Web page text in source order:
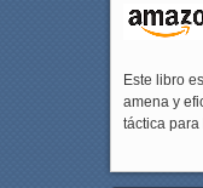
Este libro
amena y
táctica